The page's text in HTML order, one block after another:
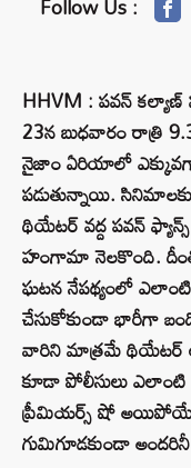
Follow Us :
HHVM : పవన్
23న బుధవారం రాత్రి
నైజాం ఏరియాలో
పడుతున్నాయి.
థియేటర్ వద్ద పవన్
హంగామా నెలకొంది. దీంతో
ఘటన నేపథ్యంలో
చేసుకోకుండా భారీగా
వారిని మాత్రమే థియేటర్
కూడా పోలీసులు ఎలాంటి
ప్రీమియర్స్ షో అయిపోయే
గుమిగూడకుండా అందరినీ